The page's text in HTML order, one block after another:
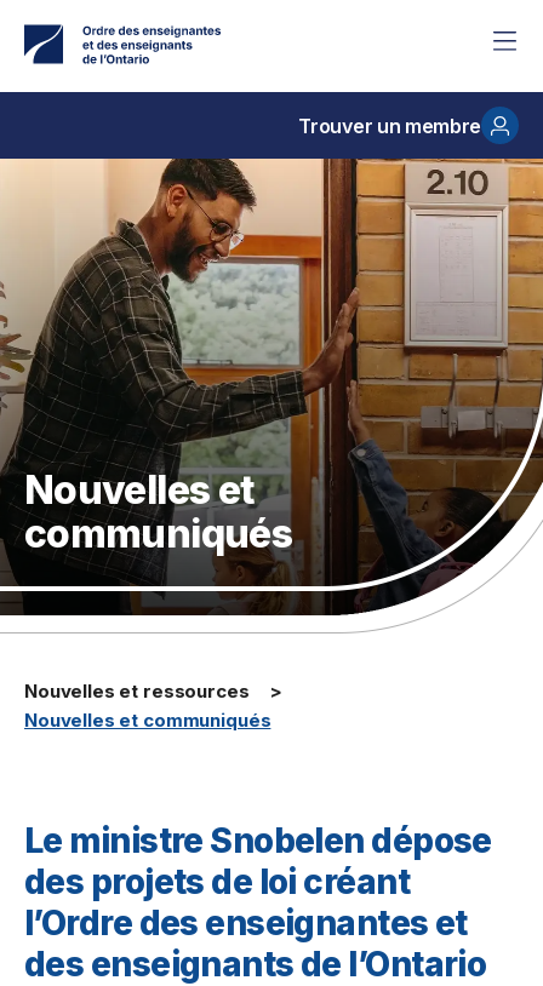
contenu
Trouver un membre
Nouvelles et
communiqués
Nouvelles et ressources
Nouvelles et communiqués
Le ministre Snobelen dépose
des projets de loi créant
l’Ordre des enseignantes et
des enseignants de l’Ontario